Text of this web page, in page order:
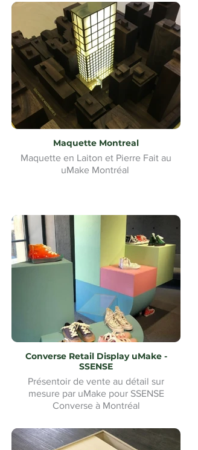
Maquette Montreal
Maquette en Laiton et Pierre Fait au
uMake Montréal
Converse Retail Display uMake -
SSENSE
Présentoir de vente au détail sur
mesure par uMake pour SSENSE
Converse à Montréal